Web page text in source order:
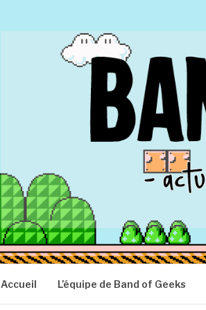
BAND OF
Actu Geek d'hier et d'aujourd'hui
Accueil L’équipe de Band of Geeks